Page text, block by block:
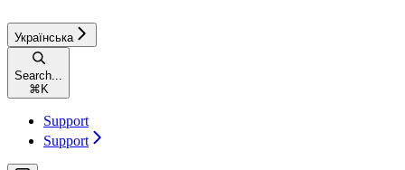
Українська
Search...
⌘ K
Support
Support